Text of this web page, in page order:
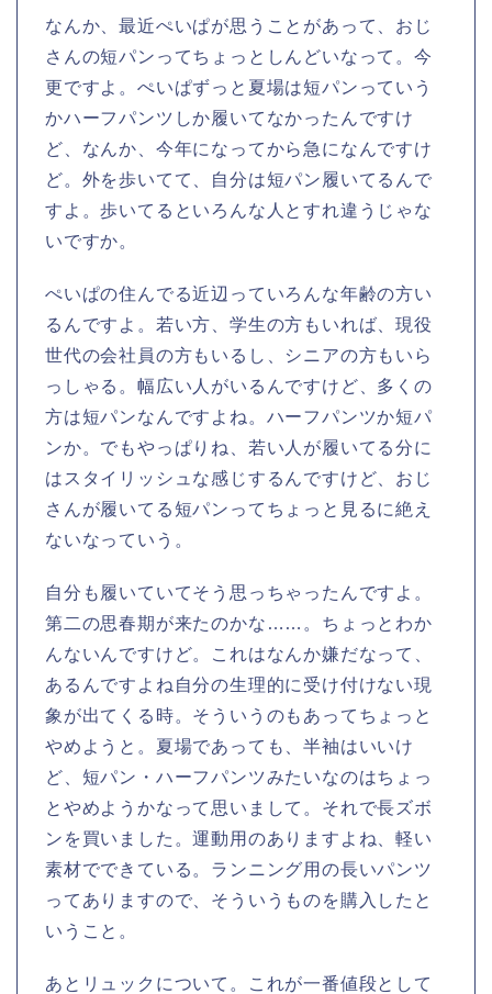
なんか、最近ぺいぱが思うことがあって、おじ
さんの短パンってちょっとしんどいなって。今
更ですよ。ぺいぱずっと夏場は短パンっていう
かハーフパンツしか履いてなかったんですけ
ど、なんか、今年になってから急になんですけ
ど。外を歩いてて、自分は短パン履いてるんで
すよ。歩いてるといろんな人とすれ違うじゃな
いですか。
ぺいぱの住んでる近辺っていろんな年齢の方い
るんですよ。若い方、学生の方もいれば、現役
世代の会社員の方もいるし、シニアの方もいら
っしゃる。幅広い人がいるんですけど、多くの
方は短パンなんですよね。ハーフパンツか短パ
ンか。でもやっぱりね、若い人が履いてる分に
はスタイリッシュな感じするんですけど、おじ
さんが履いてる短パンってちょっと見るに絶え
ないなっていう。
自分も履いていてそう思っちゃったんですよ。
第二の思春期が来たのかな……。ちょっとわか
んないんですけど。これはなんか嫌だなって、
あるんですよね自分の生理的に受け付けない現
象が出てくる時。そういうのもあってちょっと
やめようと。夏場であっても、半袖はいいけ
ど、短パン・ハーフパンツみたいなのはちょっ
とやめようかなって思いまして。それで長ズボ
ンを買いました。運動用のありますよね、軽い
素材でできている。ランニング用の長いパンツ
ってありますので、そういうものを購入したと
いうこと。
あとリュックについて。これが一番値段として